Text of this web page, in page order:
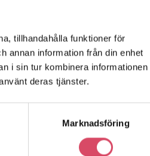
tillhandahålla funktioner för
annan information från din enhet
i sin tur kombinera informationen
deras tjänster.
Marknadsföring